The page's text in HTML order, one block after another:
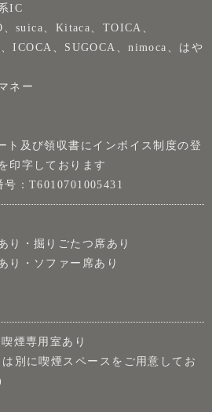
IC
、suica、Kitaca、TOICA、
、ICOCA、SUGOCA、nimoca、はや
ネー
ト及び領収書にインボイス制度の登
印字しております
号：T6010701005431
り・掘りごたつ席あり
り・ソファー席あり
煙専用室あり
別に喫煙スペースをご用意してお